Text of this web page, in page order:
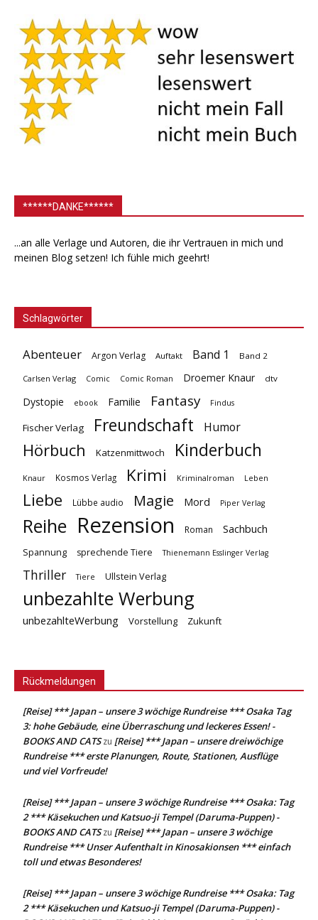
******DANKE******
...an alle Verlage und Autoren, die ihr Vertrauen in mich und
meinen Blog setzen! Ich fühle mich geehrt!
Schlagwörter
Abenteuer Argon Verlag Auftakt Band 1 Band 2
Carlsen Verlag Comic Comic Roman Droemer Knaur dtv
Dystopie ebook Familie Fantasy Findus
Fischer Verlag Freundschaft Humor
Hörbuch Katzenmittwoch Kinderbuch
Knaur Kosmos Verlag Krimi Kriminalroman Leben
Liebe Lübbe audio Magie Mord Piper Verlag
Reihe Rezension Roman Sachbuch
Spannung sprechende Tiere Thienemann Esslinger Verlag
Thriller Tiere Ullstein Verlag
unbezahlte Werbung
unbezahlteWerbung Vorstellung Zukunft
Rückmeldungen
[Reise] *** Japan – unsere 3 wöchige Rundreise *** Osaka Tag
3: hohe Gebäude, eine Überraschung und leckeres Essen! -
BOOKS AND CATSzu [Reise] *** Japan – unsere dreiwöchige
Rundreise *** erste Planungen, Route, Stationen, Ausflüge
und viel Vorfreude!
[Reise] *** Japan – unsere 3 wöchige Rundreise *** Osaka: Tag
2 *** Käsekuchen und Katsuo-ji Tempel (Daruma-Puppen) -
BOOKS AND CATSzu [Reise] *** Japan – unsere 3 wöchige
Rundreise *** Unser Aufenthalt in Kinosakionsen *** einfach
toll und etwas Besonderes!
[Reise] *** Japan – unsere 3 wöchige Rundreise *** Osaka: Tag
2 *** Käsekuchen und Katsuo-ji Tempel (Daruma-Puppen) -